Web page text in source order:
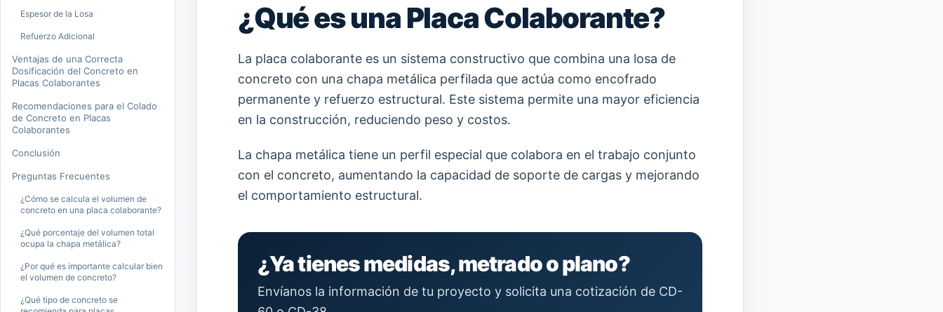
Espesor de la Losa
Refuerzo Adicional
Ventajas de una Correcta
Dosificación del Concreto en
Placas Colaborantes
Recomendaciones para el Colado
de Concreto en Placas
Colaborantes
Conclusión
Preguntas Frecuentes
¿Cómo se calcula el volumen de
concreto en una placa colaborante?
¿Qué porcentaje del volumen total
ocupa la chapa metálica?
¿Por qué es importante calcular bien
el volumen de concreto?
¿Qué tipo de concreto se
¿Qué es una Placa Colaborante?
La placa colaborante es un sistema constructivo que combina una losa de
concreto con una chapa metálica perfilada que actúa como encofrado
permanente y refuerzo estructural. Este sistema permite una mayor eficiencia
en la construcción, reduciendo peso y costos.
La chapa metálica tiene un perfil especial que colabora en el trabajo conjunto
con el concreto, aumentando la capacidad de soporte de cargas y mejorando
el comportamiento estructural.
¿Ya tienes medidas, metrado o plano?
Envíanos la información de tu proyecto y solicita una cotización de CD-